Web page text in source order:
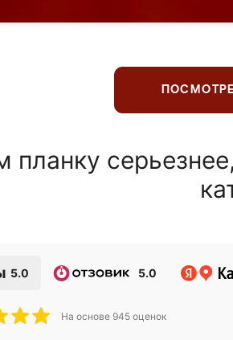
5.0 5.0
На основе 945 оценок